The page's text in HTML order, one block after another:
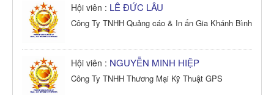
Hội viên : LÊ ĐỨC LÂU
Công Ty TNHH Quảng cáo & In ấn Gia Khánh Bình
Hội viên : NGUYỄN MINH HIỆP
Công Ty TNHH Thương Mại Kỹ Thuật GPS